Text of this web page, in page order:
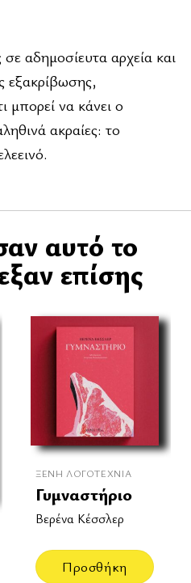
αδημοσίευτα αρχεία και
εξακρίβωσης,
μπορεί να κάνει ο
ακραίες: το
αυτό το
επίσης
ΞΈΝΗ ΛΟΓΟΤΕΧΝΊΑ
Γυμναστήριο
Βερένα Κέσσλερ
Προσθήκη